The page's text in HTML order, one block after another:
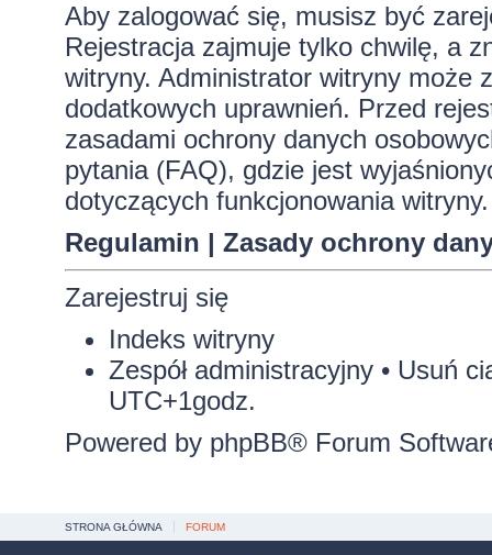
Aby zalogować się, musisz być
Rejestracja zajmuje tylko chwilę, a
witryny. Administrator witryny może
dodatkowych uprawnień. Przed
zasadami ochrony danych
pytania (FAQ), gdzie jest
dotyczących funkcjonowania witryny.
Regulamin | Zasady ochrony
Zarejestruj się
Indeks witryny
Zespół administracyjny• Usuń
UTC+1godz.
Powered by phpBB® Forum
STRONA GŁÓWNA FORUM